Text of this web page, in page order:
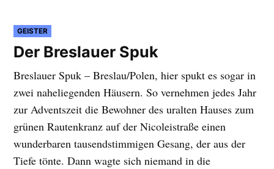
VERÖFFENTLICHT
IN
GEISTER
Der Breslauer Spuk
Breslauer Spuk – Breslau/Polen, hier spukt es sogar in
zwei naheliegenden Häusern. So vernehmen jedes Jahr
zur Adventszeit die Bewohner des uralten Hauses zum
grünen Rautenkranz auf der Nicoleistraße einen
wunderbaren tausendstimmigen Gesang, der aus der
Tiefe tönte. Dann wagte sich niemand in die